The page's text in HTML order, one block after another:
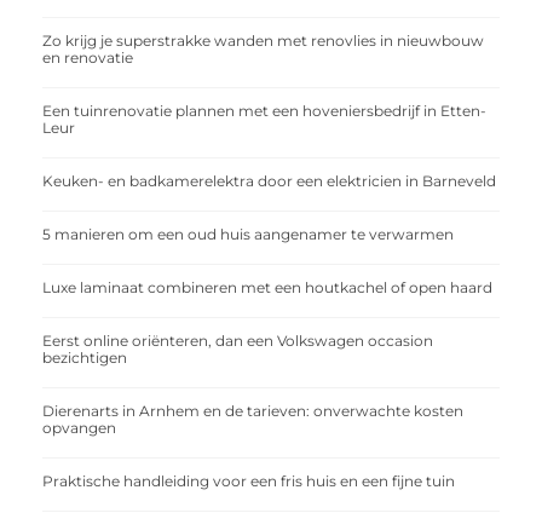
Zo krijg je superstrakke wanden met renovlies in nieuwbouw
en renovatie
Een tuinrenovatie plannen met een hoveniersbedrijf in Etten-
Leur
Keuken- en badkamerelektra door een elektricien in Barneveld
5 manieren om een oud huis aangenamer te verwarmen
Luxe laminaat combineren met een houtkachel of open haard
Eerst online oriënteren, dan een Volkswagen occasion
bezichtigen
Dierenarts in Arnhem en de tarieven: onverwachte kosten
opvangen
Praktische handleiding voor een fris huis en een fijne tuin